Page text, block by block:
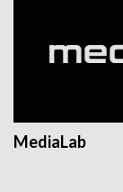
MediaLab